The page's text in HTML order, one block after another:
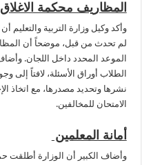
المظاريف محكمة الاغلاق
وأكد وكيل وزارة التربية
لم تحدث من قبل، موضحاً أن
الموعد المحدد داخل اللجان.
الطلاب أوراق الأسئلة، لافتاً إلى
نشرها وتحديد مصدرها، مع اتخاذ
الامتحان للمخالفين.
أمانة المعلمين
وأضاف الكبير أن الوزارة أطلقت